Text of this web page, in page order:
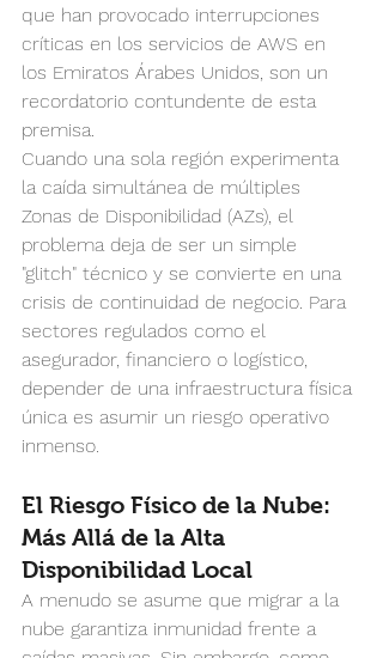
que han provocado interrupciones
críticas en los servicios de AWS en
los Emiratos Árabes Unidos, son un
recordatorio contundente de esta
premisa.
Cuando una sola región experimenta
la caída simultánea de múltiples
Zonas de Disponibilidad (AZs), el
problema deja de ser un simple
"glitch" técnico y se convierte en una
crisis de continuidad de negocio. Para
sectores regulados como el
asegurador, financiero o logístico,
depender de una infraestructura física
única es asumir un riesgo operativo
inmenso.
El Riesgo Físico de la Nube:
Más Allá de la Alta
Disponibilidad Local
A menudo se asume que migrar a la
nube garantiza inmunidad frente a